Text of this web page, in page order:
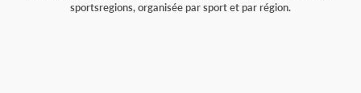
sportsregions, organisée par sport et par région.